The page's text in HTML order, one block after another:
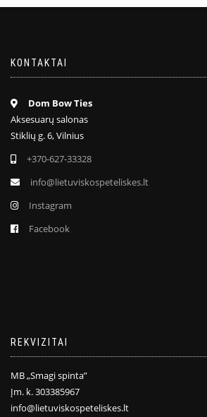
KONTAKTAI
Dom Bow Ties
Aksesuarų salonas
Stiklių g. 6, Vilnius
+370-627-33328
info@lietuviskospeteliskes.lt
Instagram
Facebook
REKVIZITAI
MB „Smagi spinta”
Įm. k. 303385967
info@lietuviskospeteliskes.lt